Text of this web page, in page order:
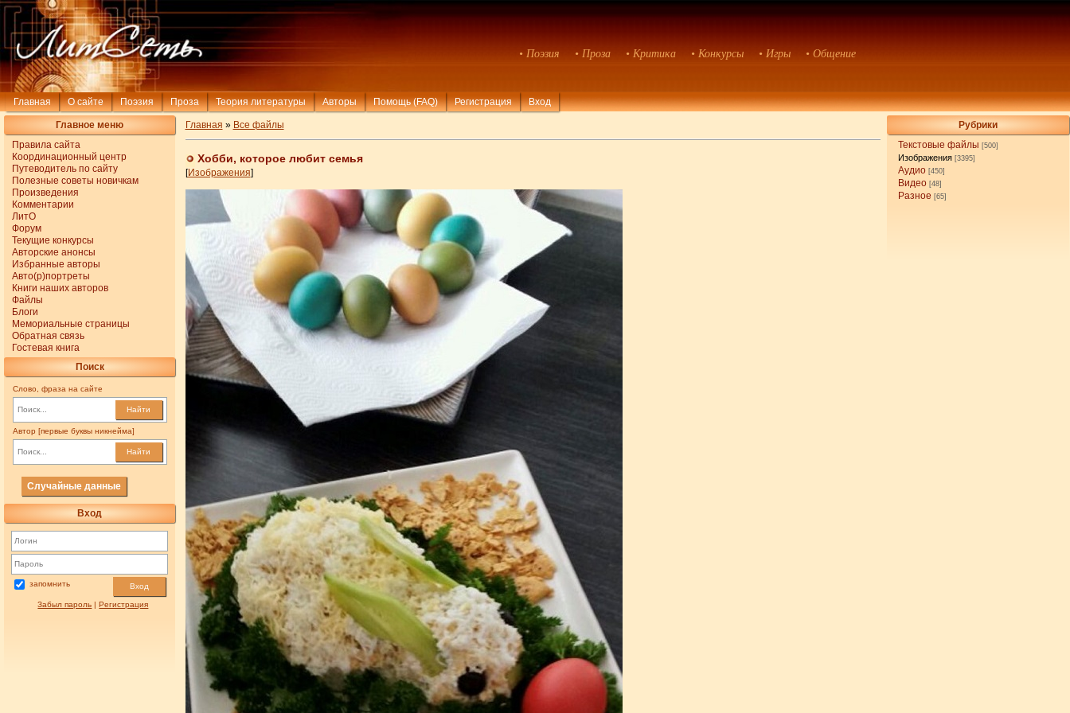
• Поэзия • Проза • Критика • Конкурсы • Игры • Общение
Главная О сайте Поэзия Проза Теория литературы Авторы Помощь (FAQ) Регистрация Вход
Главное меню
Правила сайта
Координационный центр
Путеводитель по сайту
Полезные советы новичкам
Произведения
Комментарии
ЛитО
Форум
Текущие конкурсы
Авторские анонсы
Избранные авторы
Авто(р)портреты
Книги наших авторов
Файлы
Блоги
Мемориальные страницы
Обратная связь
Гостевая книга
Поиск
Слово, фраза на сайте
Найти
Автор [первые буквы никнейма]
Найти
Случайные данные
Вход
запомнить Вход
Забыл пароль |Регистрация
Рубрики
Текстовые файлы [500]
Изображения [3395]
Аудио [450]
Видео [48]
Разное [65]
Главная » Все файлы
Хобби, которое любит семья
[Изображения]